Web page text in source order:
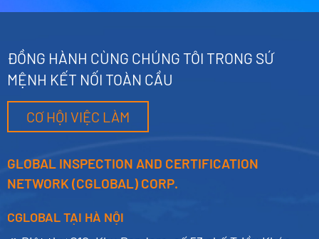
ĐỒNG HÀNH CÙNG CHÚNG TÔI TRONG SỨ
MỆNH KẾT NỐI TOÀN CẦU
CƠ HỘI VIỆC LÀM
GLOBAL INSPECTION AND CERTIFICATION
NETWORK (CGLOBAL) CORP.
CGLOBAL TẠI HÀ NỘI